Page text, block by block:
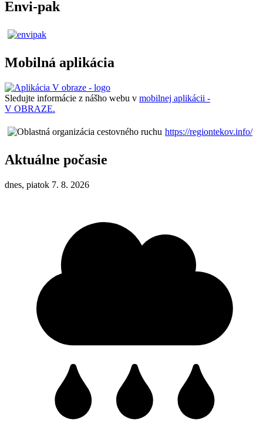
Envi-pak
Mobilná aplikácia
Sledujte informácie z nášho webu v mobilnej aplikácii -
V OBRAZE.
https://regiontekov.info/
Aktuálne počasie
dnes, piatok 7. 8. 2026